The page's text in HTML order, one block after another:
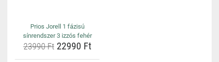
Prios Jorell 1 fázisú
sínrendszer 3 izzós fehér
23990 Ft22990 Ft